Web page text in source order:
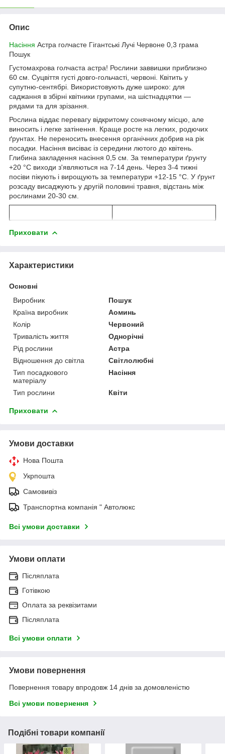
Опис
Насіння Астра голчасте Гігантські Лучі Червоне 0,3 грама
Пошук
Густомахрова голчаста астра! Рослини заввишки приблизно
60 см. Суцвіття густі довго-гольчасті, червоні. Квітить у
супутню-сентябрі. Використовують дуже широко: для
саджання в збірні квітники групами, на шістнадцятки —
рядами та для зрізання.
Рослина віддає перевагу відкритому сонячному місцю, але
виносить і легке затінення. Краще росте на легких, родючих
ґрунтах. Не переносить внесення органічних добрив на рік
посадки. Насіння висіває із середини лютого до квітень.
Глибина закладення насіння 0,5 см. За температури ґрунту
+20 °C виходи з'являються на 7-14 день. Через 3-4 тижні
посіви пікують і вирощують за температури +12-15 °C. У ґрунт
розсаду висаджують у другій половині травня, відстань між
рослинами 20-30 см.
Приховати
Характеристики
Основні
Виробник
Пошук
Країна виробник
Аоминь
Колір
Червоний
Тривалість життя
Однорічні
Рід рослини
Астра
Відношення до світла
Світлолюбні
Тип посадкового
матеріалу
Насіння
Тип рослини Квіти
Приховати
Умови доставки
Нова Пошта
Укрпошта
Самовивіз
Транспортна компанія " Автолюкс
Всі умови доставки
Умови оплати
Післяплата
Готівкою
Оплата за реквізитами
Післяплата
Всі умови оплати
Умови повернення
Повернення товару впродовж 14 днів за домовленістю
Всі умови повернення
Подібні товари компанії